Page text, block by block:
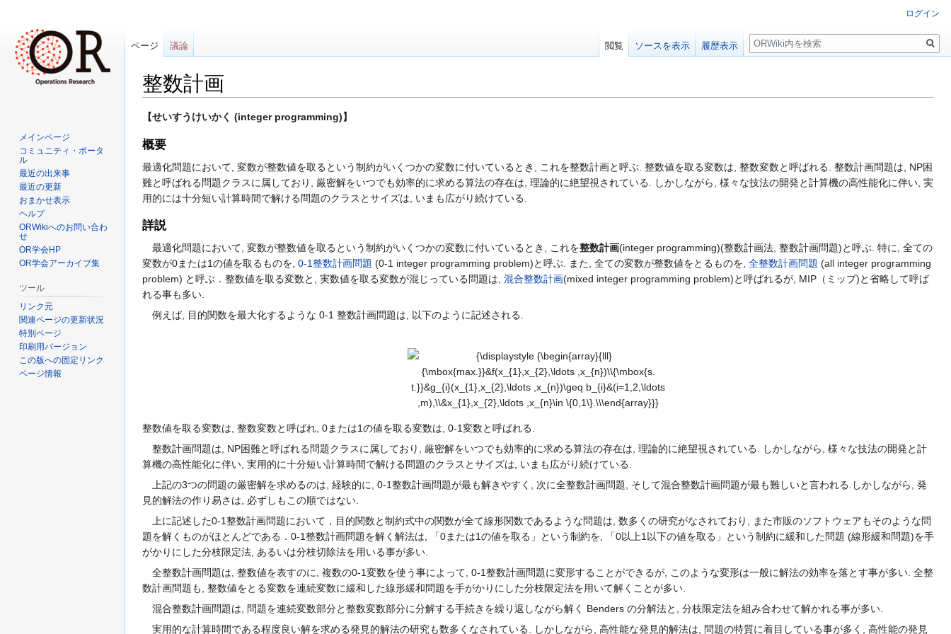
整数計画
ナ
ゲ
ー
シ
ョ
に
動
検
に
移
動
【せいすうけいかく (integer programming)】
概要
最適化問題において, 変数が整数値を取るという制約がいくつかの変数に付いているとき, これを整数計画と呼ぶ. 整数値を取る変数は, 整数変数と呼ばれる. 整数計画問題は, NP困
難と呼ばれる問題クラスに属しており, 厳密解をいつでも効率的に求める算法の存在は, 理論的に絶望視されている. しかしながら, 様々な技法の開発と計算機の高性能化に伴い, 実
用的には十分短い計算時間で解ける問題のクラスとサイズは, いまも広がり続けている.
詳説
最適化問題において, 変数が整数値を取るという制約がいくつかの変数に付いているとき, これを整数計画(integer programming)(整数計画法, 整数計画問題)と呼ぶ. 特に, 全ての
変数が0または1の値を取るものを, 0-1整数計画問題 (0-1 integer programming problem)と呼ぶ. また, 全ての変数が整数値をとるものを, 全整数計画問題 (all integer programming
problem) と呼ぶ．整数値を取る変数と, 実数値を取る変数が混じっている問題は, 混合整数計画(mixed integer programming problem)と呼ばれるが, MIP（ミップ)と省略して呼ば
れる事も多い.
例えば, 目的関数を最大化するような 0-1 整数計画問題は, 以下のように記述される.
{\displaystyle {\begin{array}{lll}
{\mbox{max.}}&f(x_{1},x_{2},\ldots
,x_{n})\\{\mbox{s. t.}}&g_{i}
(x_{1},x_{2},\ldots ,x_{n})\geq
,m),\\&x_{1},x_{2},\ldots ,x_{n}\in \
{0,1\}.\\\end{array}}}
整数値を取る変数は, 整数変数と呼ばれ, 0または1の値を取る変数は, 0-1変数と呼ばれる.
整数計画問題は, NP困難と呼ばれる問題クラスに属しており, 厳密解をいつでも効率的に求める算法の存在は, 理論的に絶望視されている. しかしながら, 様々な技法の開発と計
算機の高性能化に伴い, 実用的に十分短い計算時間で解ける問題のクラスとサイズは, いまも広がり続けている.
上記の3つの問題の厳密解を求めるのは, 経験的に, 0-1整数計画問題が最も解きやすく, 次に全整数計画問題, そして混合整数計画問題が最も難しいと言われる.しかしながら, 発
見的解法の作り易さは, 必ずしもこの順ではない.
上に記述した0-1整数計画問題において，目的関数と制約式中の関数が全て線形関数であるような問題は, 数多くの研究がなされており, また市販のソフトウェアもそのような問
題を解くものがほとんどである．0-1整数計画問題を解く解法は, 「0または1の値を取る」という制約を, 「0以上1以下の値を取る」という制約に緩和した問題 (線形緩和問題)を手
がかりにした分枝限定法, あるいは分枝切除法を用いる事が多い.
全整数計画問題は, 整数値を表すのに, 複数の0-1変数を使う事によって, 0-1整数計画問題に変形することができるが, このような変形は一般に解法の効率を落とす事が多い. 全整
数計画問題も, 整数値をとる変数を連続変数に緩和した線形緩和問題を手がかりにした分枝限定法を用いて解くことが多い.
混合整数計画問題は, 問題を連続変数部分と整数変数部分に分解する手続きを繰り返しながら解く Benders の分解法と, 分枝限定法を組み合わせて解かれる事が多い.
実用的な計算時間である程度良い解を求める発見的解法の研究も数多くなされている. しかしながら, 高性能な発見的解法は, 問題の特質に着目している事が多く, 高性能の発見
ログイン
ページ 議論 閲覧 ソースを表示 履歴表示
検
索
メインページ
コミュニティ・ポータ
ル
最近の出来事
最近の更新
おまかせ表示
ヘルプ
ORWikiへのお問い合わ
せ
OR学会HP
OR学会アーカイブ集
ツール
リンク元
関連ページの更新状況
特別ページ
印刷用バージョン
この版への固定リンク
ページ情報